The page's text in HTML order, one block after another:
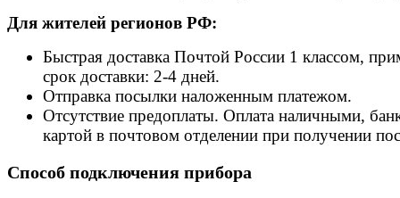
Для жителей регионов РФ:
Быстрая доставка Почтой России 1 классом,
срок доставки: 2-4 дней.
Отправка посылки наложенным платежом.
Отсутствие предоплаты. Оплата наличными,
картой в почтовом отделении при получении
Способ подключения прибора